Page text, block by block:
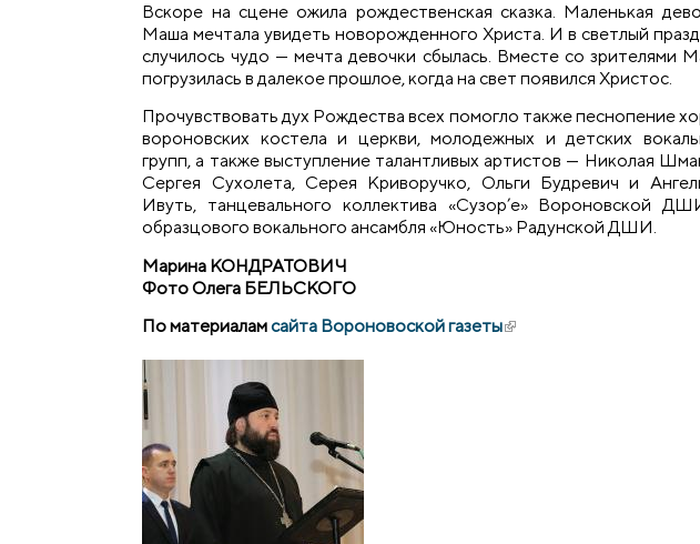
Вскоре на сцене ожила рождественская сказка. Маленькая
Маша мечтала увидеть новорожденного Христа. И в светлый
случилось чудо — мечта девочки сбылась. Вместе со зрителями
погрузилась в далекое прошлое, когда на свет появился Христос.
Прочувствовать дух Рождества всех помогло также песнопение
вороновских костела и церкви, молодежных и детских
групп, а также выступление талантливых артистов — Николая
Сергея Сухолета, Серея Криворучко, Ольги Будревич и
Ивуть, танцевального коллектива «Сузор’е» Вороновской
образцового вокального ансамбля «Юность» Радунской ДШИ.
Марина КОНДРАТОВИЧ
Фото Олега БЕЛЬСКОГО
По материаламсайта Вороновоской газеты(внешняя ссылка)